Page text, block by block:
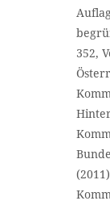
(2011)
352,